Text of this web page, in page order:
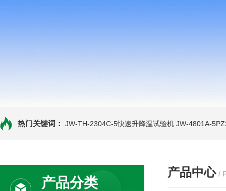
热门关键词： JW-TH-2304C-5快速升降温试验机 JW-4801A-
产品分类
产品中心 /